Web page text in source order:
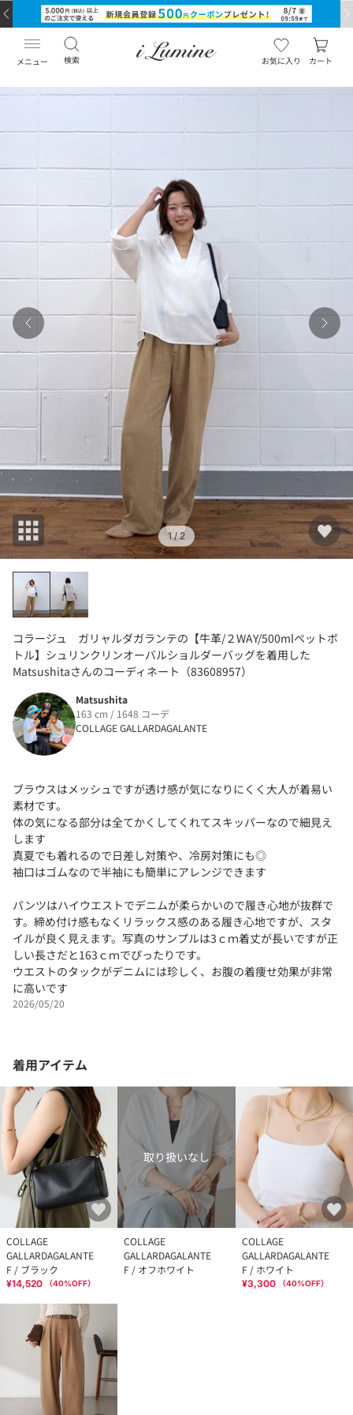
メニュー 検索 お気に入り カート
1/ 2
コラージュ ガリャルダガランテの【牛革/２WAY/500mlペットボ
トル】シュリンクリンオーバルショルダーバッグを着用した
Matsushitaさんのコーディネート（83608957）
Matsushita
163 cm / 1648 コーデ
COLLAGE GALLARDAGALANTE
ブラウスはメッシュですが透け感が気になりにくく大人が着易い
素材です。
体の気になる部分は全てかくしてくれてスキッパーなので細見え
します
真夏でも着れるので日差し対策や、冷房対策にも◎
袖口はゴムなので半袖にも簡単にアレンジできます
パンツはハイウエストでデニムが柔らかいので履き心地が抜群で
す。締め付け感もなくリラックス感のある履き心地ですが、スタ
イルが良く見えます。写真のサンプルは3ｃｍ着丈が長いですが正
しい長さだと163ｃｍでぴったりです。
ウエストのタックがデニムには珍しく、お腹の着痩せ効果が非常
に高いです
2026/05/20
着用アイテム
COLLAGE
GALLARDAGALANTE
F / ブラック
¥14,520 （40%OFF）
取り扱いなし
COLLAGE
GALLARDAGALANTE
F / オフホワイト
COLLAGE
GALLARDAGALANTE
F / ホワイト
¥3,300 （40%OFF）